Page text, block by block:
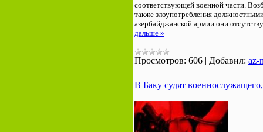
соответствующей военной части.
также злоупотребления
азербайджанской армии они
дальше »
Просмотров: 606 | Добавил: az-
В Баку судят